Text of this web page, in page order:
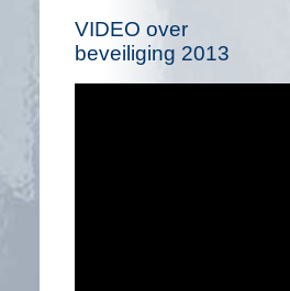
VIDEO over
beveiliging 2013